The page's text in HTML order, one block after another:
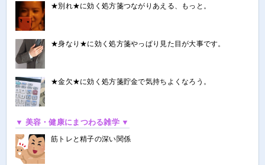
★別れ★に効く処方箋つながりあえる、もっと。
★身なり★に効く処方箋やっぱり見た目が大事です。
★金欠★に効く処方箋貯金で気持ちよくなろう。
▼ 美容・健康にまつわる雑学 ▼
筋トレと精子の深い関係